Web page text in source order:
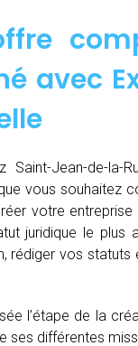
avec
Saint-Jean-de-
vous souhaitez
votre
juridique le plus
rédiger vos
l’étape de la
ses différentes